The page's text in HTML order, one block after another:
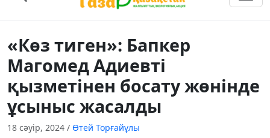
«Көз тиген»: Бапкер
Магомед Адиевті
қызметінен босату жөнінде
ұсыныс жасалды
18 сәуір, 2024 / Өтей Торғайұлы